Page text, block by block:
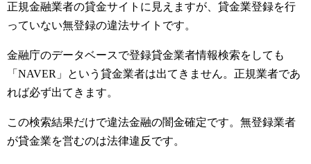
正規金融業者の貸金サイトに見えますが、貸金業登録を行
っていない無登録の違法サイトです。
金融庁のデータベースで登録貸金業者情報検索をしても
「NAVER」という貸金業者は出てきません。正規業者であ
れば必ず出てきます。
この検索結果だけで違法金融の闇金確定です。無登録業者
が貸金業を営むのは法律違反です。